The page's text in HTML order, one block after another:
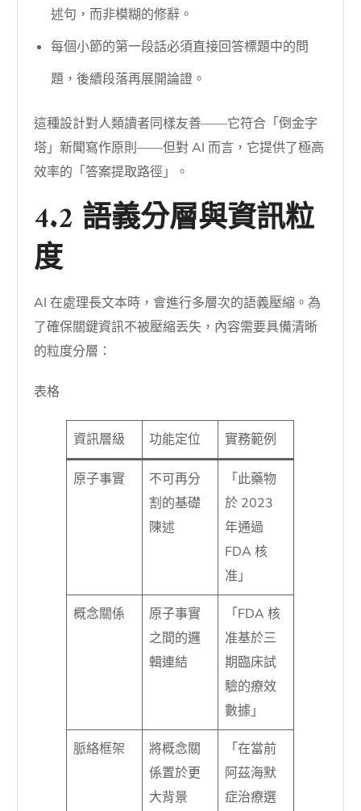
述句，而非模糊的修辭。
每個小節的第一段話必須直接回答標題中的問
題，後續段落再展開論證。
這種設計對人類讀者同樣友善——它符合「倒金字
塔」新聞寫作原則——但對 AI 而言，它提供了極高
效率的「答案提取路徑」。
4.2 語義分層與資訊粒
度
AI 在處理長文本時，會進行多層次的語義壓縮。為
了確保關鍵資訊不被壓縮丟失，內容需要具備清晰
的粒度分層：
表格
資訊層級 功能定位 實務範例
原子事實
不可再分
割的基礎
陳述
「此藥物
於 2023
年通過
FDA 核
准」
概念關係
原子事實
之間的邏
輯連結
「FDA 核
准基於三
期臨床試
驗的療效
數據」
脈絡框架
將概念關
係置於更
大背景
「在當前
阿茲海默
症治療選